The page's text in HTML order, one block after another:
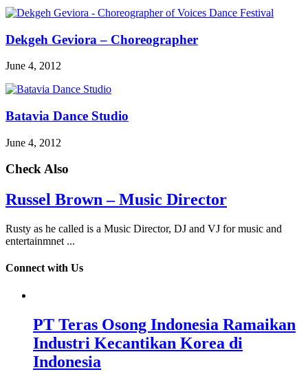
Dekgeh Geviora – Choreographer
June 4, 2012
Batavia Dance Studio
June 4, 2012
Check Also
Russel Brown – Music Director
Rusty as he called is a Music Director, DJ and VJ for music and
entertainmnet ...
Connect with Us
PT Teras Osong Indonesia Ramaikan
Industri Kecantikan Korea di
Indonesia